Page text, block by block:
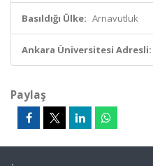
Basıldığı Ülke: Arnavutluk
Ankara Üniversitesi Adresli:
Paylaş